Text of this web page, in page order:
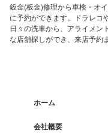
鈑金(板金)修理から車検・オ
に予約ができます。ドラレコ
日々の洗車から、アライメン
な店舗探しができ、来店予約
ホーム
会社概要